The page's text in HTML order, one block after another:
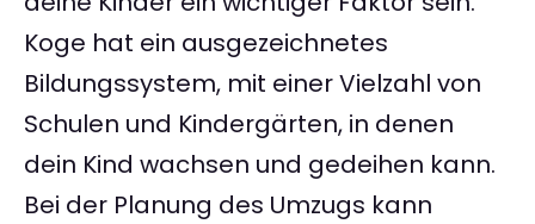
Koge hat ein ausgezeichnetes
Bildungssystem, mit einer Vielzahl von
Schulen und Kindergärten, in denen
dein Kind wachsen und gedeihen kann.
Bei der Planung des Umzugs kann